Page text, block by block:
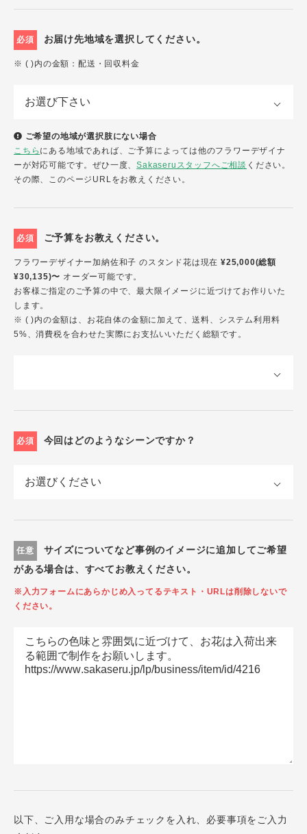
必須 お届け先地域を選択してください。
※ ( )内の金額：配送・回収料金
ご希望の地域が選択肢にない場合
こちら にある地域であれば、ご予算によっては他のフラワーデザイナ
ーが対応可能です。ぜひ一度、Sakaseruスタッフへご相談 ください。
その際、このページURLをお教えください。
必須 ご予算をお教えください。
フラワーデザイナー加納佐和子 のスタンド花は現在 ¥25,000(総額
¥30,135)〜 オーダー可能です。
お客様ご指定のご予算の中で、最大限イメージに近づけてお作りいた
します。
※ ( )内の金額は、お花自体の金額に加えて、送料、システム利用料
5%、消費税を合わせた実際にお支払いいただく総額です。
必須 今回はどのようなシーンですか？
任意
サイズについてなど事例のイメージに追加してご希望
がある場合は、すべてお教えください。
※入力フォームにあらかじめ入ってるテキスト・URLは削除しないで
ください。
以下、ご入用な場合のみチェックを入れ、必要事項をご入力